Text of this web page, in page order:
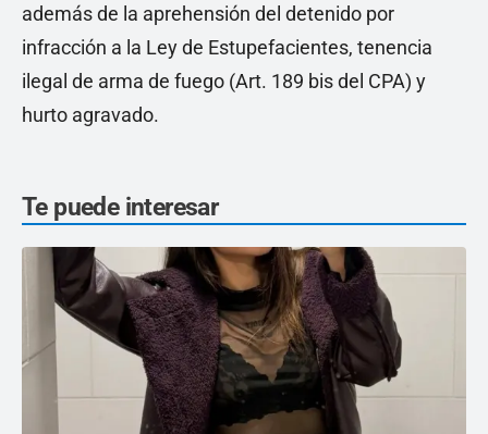
además de la aprehensión del detenido por
infracción a la Ley de Estupefacientes, tenencia
ilegal de arma de fuego (Art. 189 bis del CPA) y
hurto agravado.
Te puede interesar